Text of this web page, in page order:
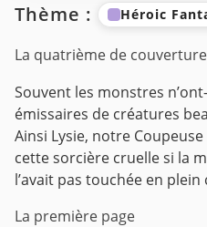
Thème : Héroic
La quatrième de couverture
Souvent les monstres
émissaires de créatures
Ainsi Lysie, notre
cette sorcière cruelle si la
l’avait pas touchée en
La première page